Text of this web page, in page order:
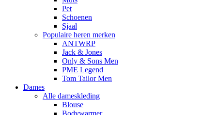
Pet
Schoenen
Sjaal
Populaire heren merken
ANTWRP
Jack & Jones
Only & Sons Men
PME Legend
Tom Tailor Men
Dames
Alle dameskleding
Blouse
Bodywarmer